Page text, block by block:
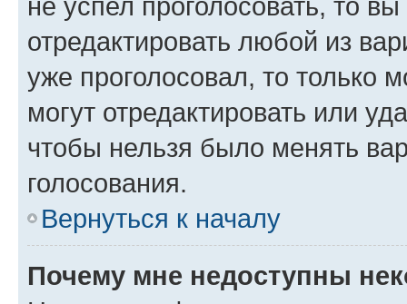
отредактировать любой из
уже проголосовал, то только
могут отредактировать или
чтобы нельзя было менять
голосования.
Вернуться к началу
Почему мне недоступны